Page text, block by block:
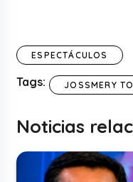
ESPECTÁCULOS
Tags: JOSSMERY
Noticias